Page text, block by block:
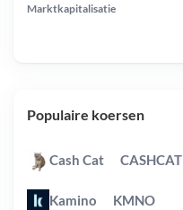
Marktkapitalisatie
Populaire koersen
Cash Cat CASHCAT
Kamino KMNO